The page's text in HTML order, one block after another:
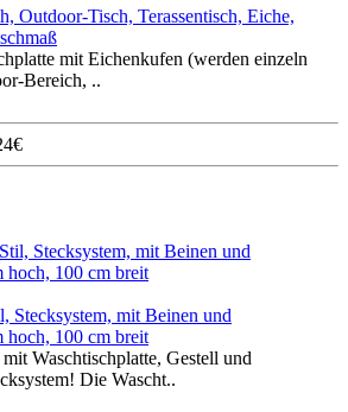
Outdoor-Tisch, Terassentisch, Eiche,
mit Eichenkufen (werden einzeln
Bereich, ..
Stecksystem, mit Beinen und
hoch, 100 cm breit
Waschtischplatte, Gestell und
Die Wascht..